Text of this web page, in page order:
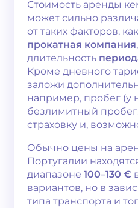
Стоимость аренды
может сильно
от таких факторов, как
прокатная компания,
длительность
Кроме дневного
заложи
например, пробег (у
безлимитный пробег,
страховку и,
Обычно цены на
Португалии
диапазоне 100–130 €
вариантов, но в
типа транспорта и